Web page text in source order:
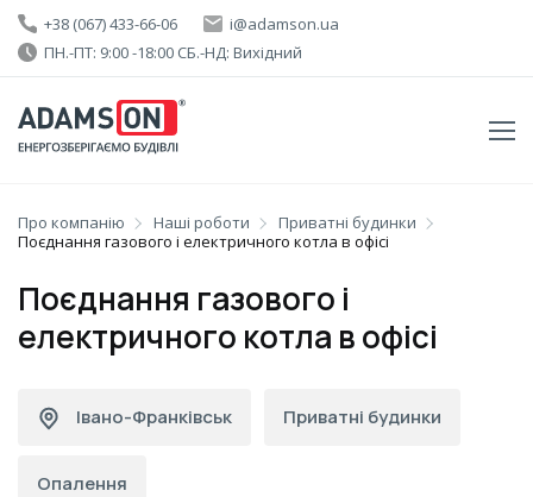
+38 (067) 433-66-06
i@adamson.ua
ПН.-ПТ: 9:00 -18:00 СБ.-НД: Вихідний
Про компанію Наші роботи
Приватні будинки
Поєднання газового і електричного котла в офісі
Поєднання газового і
електричного котла в офісі
Івано-Франківськ Приватні будинки
Опалення